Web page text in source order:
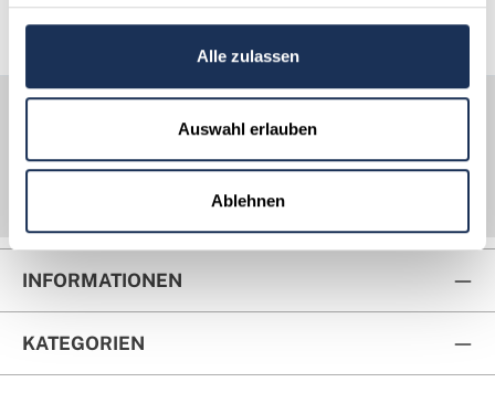
Alle zulassen
Auswahl erlauben
Ablehnen
Über 30 Jahre
Kostenloser
INFORMATIONEN
KATEGORIEN